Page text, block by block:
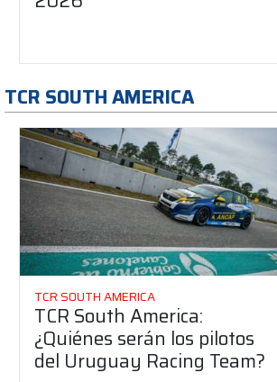
TCR SOUTH AMERICA
TCR SOUTH AMERICA
TCR South America:
¿Quiénes serán los pilotos
del Uruguay Racing Team?